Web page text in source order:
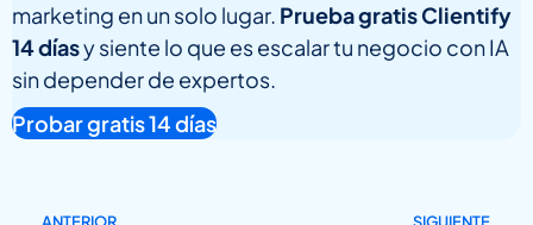
marketing en un solo lugar. Prueba gratis Clientify
14 díasy siente lo que es escalar tu negocio con IA
sin depender de expertos.
Probar gratis 14 días